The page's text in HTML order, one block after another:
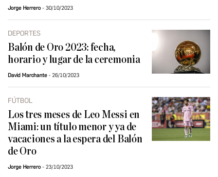
Jorge Herrero 30/10/2023
DEPORTES
Balón de Oro 2023: fecha,
horario y lugar de la ceremonia
David Marchante 26/10/2023
FÚTBOL
Los tres meses de Leo Messi en
Miami: un título menor y ya de
vacaciones a la espera del Balón
de Oro
Jorge Herrero 23/10/2023